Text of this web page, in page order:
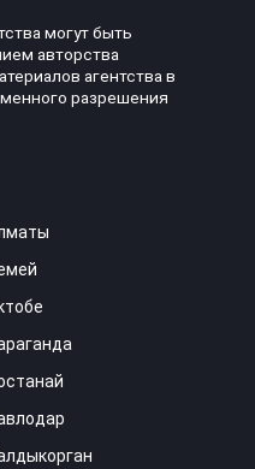
могут быть
авторства
агентства в
разрешения